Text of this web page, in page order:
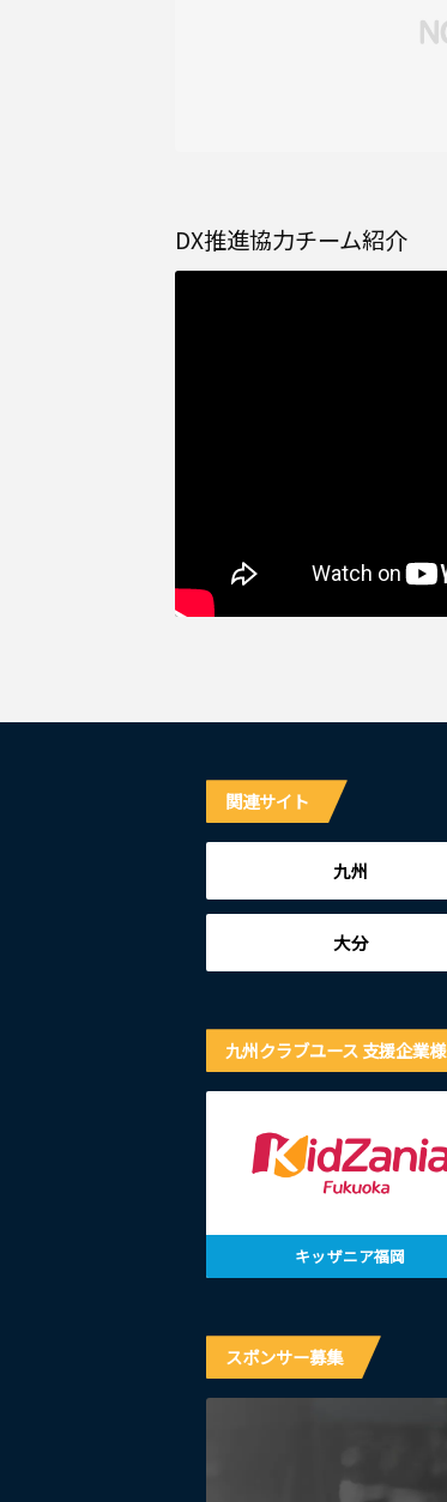
DX推進協力チーム紹介
関連サイト
九州
大分
九州クラブユース 支援企業様
キッザニア福岡
スポンサー募集